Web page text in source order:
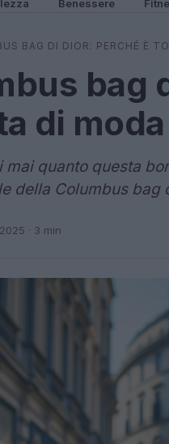
Benessere
BAG DI DIOR: PERCHÉ È
bag
di
mai quanto questa
della Columbus bag
· 3 min